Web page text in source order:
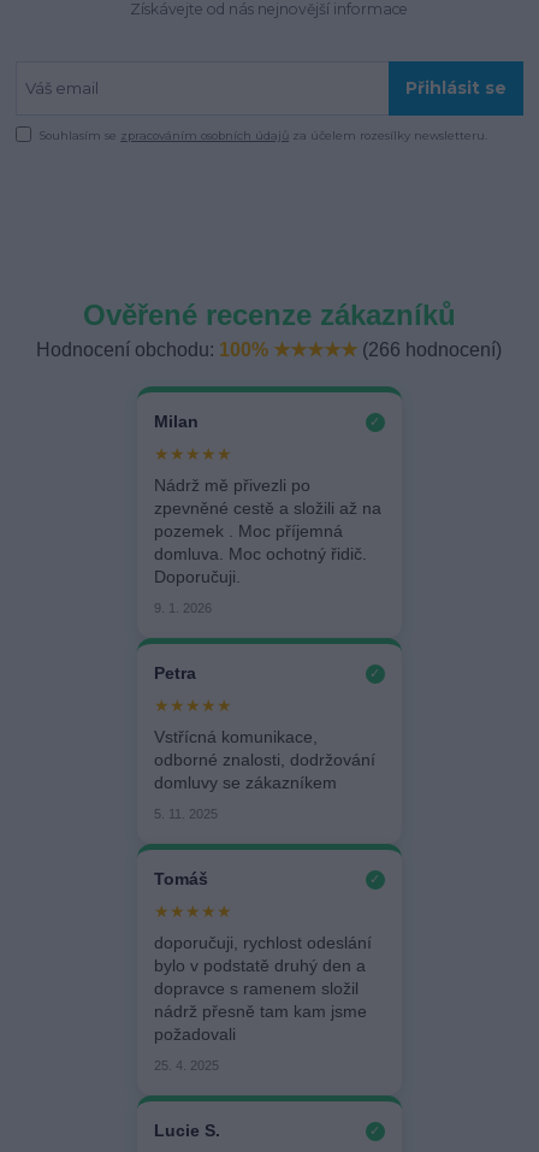
Získávejte od nás nejnovější informace
Přihlásit se
Souhlasím se zpracováním osobních údajů za účelem rozesílky newsletteru.
Ověřené recenze zákazníků
Hodnocení obchodu: 100% ★★★★★ (266 hodnocení)
Milan ✓
★★★★★
Nádrž mě přivezli po
zpevněné cestě a složili až na
pozemek . Moc příjemná
domluva. Moc ochotný řidič.
Doporučuji.
9. 1. 2026
Petra ✓
★★★★★
Vstřícná komunikace,
odborné znalosti, dodržování
domluvy se zákazníkem
5. 11. 2025
Tomáš ✓
★★★★★
doporučuji, rychlost odeslání
bylo v podstatě druhý den a
dopravce s ramenem složil
nádrž přesně tam kam jsme
požadovali
25. 4. 2025
Lucie S. ✓